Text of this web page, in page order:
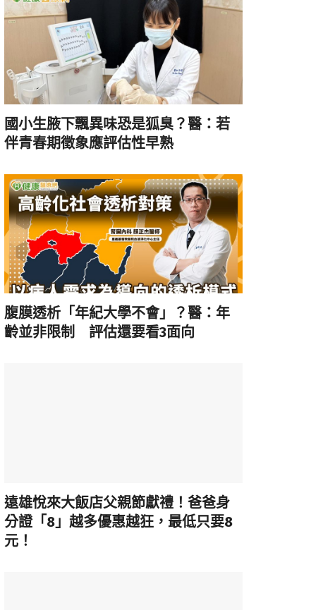
國小生腋下飄異味恐是狐臭？醫：若
伴青春期徵象應評估性早熟
腹膜透析「年紀大學不會」？醫：年
齡並非限制 評估還要看3面向
遠雄悅來大飯店父親節獻禮！爸爸身
分證「8」越多優惠越狂，最低只要8
元！